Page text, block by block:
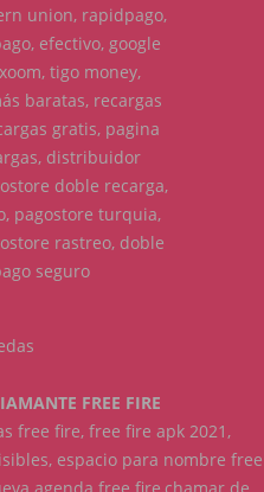
union, rapidpago,
efectivo, google
tigo money,
baratas, recargas
gratis, pagina
distribuidor
doble recarga,
pagostore turquia,
rastreo, doble
seguro
FREE FIRE
free fire, free fire apk 2021,
espacio para nombre free